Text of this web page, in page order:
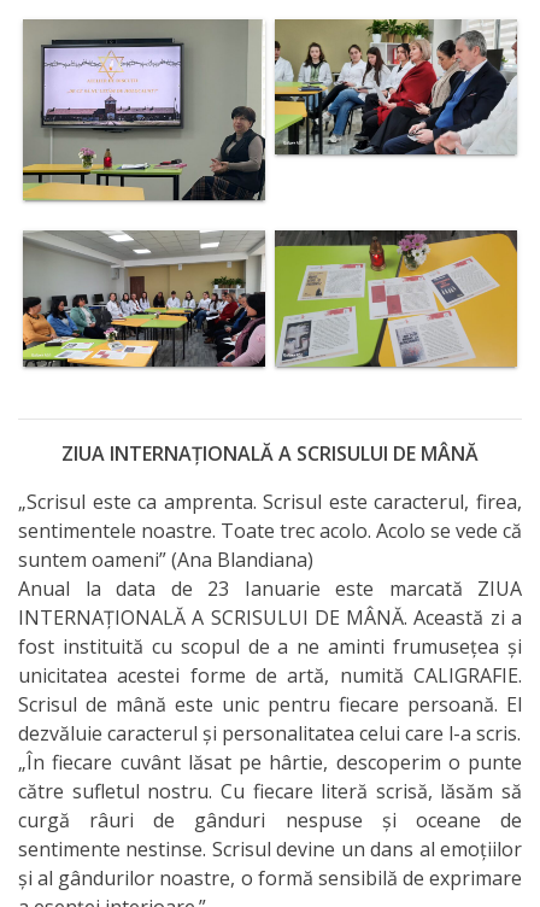
ZIUA INTERNAȚIONALĂ A SCRISULUI DE MÂNĂ
„Scrisul este ca amprenta. Scrisul este caracterul, firea,
sentimentele noastre. Toate trec acolo. Acolo se vede că
suntem oameni” (Ana Blandiana)
Anual la data de 23 Ianuarie este marcată ZIUA
INTERNAȚIONALĂ A SCRISULUI DE MÂNĂ. Această zi a
fost instituită cu scopul de a ne aminti frumusețea și
unicitatea acestei forme de artă, numită CALIGRAFIE.
Scrisul de mână este unic pentru fiecare persoană. El
dezvăluie caracterul și personalitatea celui care l-a scris.
„În fiecare cuvânt lăsat pe hârtie, descoperim o punte
către sufletul nostru. Cu fiecare literă scrisă, lăsăm să
curgă râuri de gânduri nespuse și oceane de
sentimente nestinse. Scrisul devine un dans al emoțiilor
și al gândurilor noastre, o formă sensibilă de exprimare